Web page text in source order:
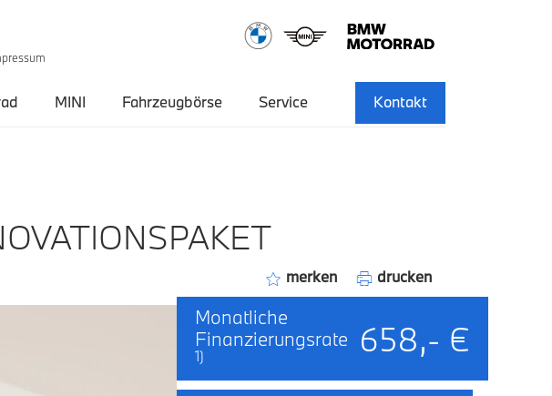
MINI Fahrzeugbörse Service Kontakt
merken drucken
Monatliche
Finanzierungsrate
1) 658,- €